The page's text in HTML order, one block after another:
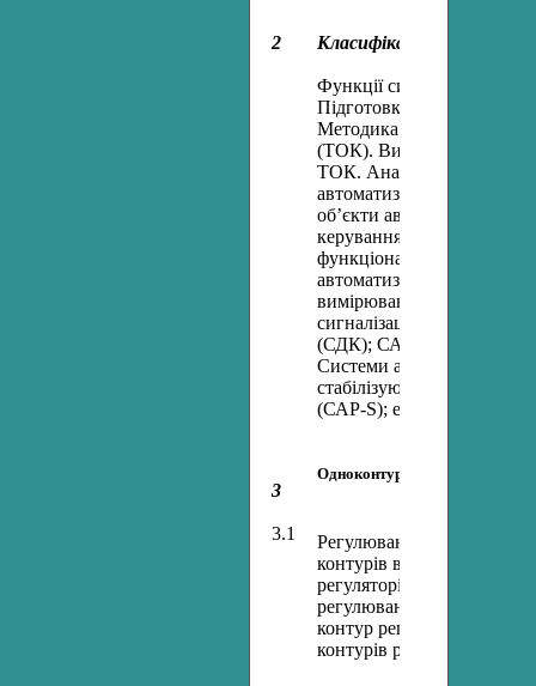
2 Класифікація систем
Функції систем
Підготовка технологічних
Методика аналізу
(ТОК). Вибір вхідних,
ТОК. Аналіз збурень.
автоматизації (СА).
об’єкти автоматичного
керування. Класифікація
функціональними
автоматизації: системи
вимірювання (САВ); СА
сигналізації (САС);
(СДК); СА захисту (САЗ);
Системи автоматичного
стабілізуючі (САР-С);
(САР-S); екстримальні
3
3.1
Одноконтурні системи
Регулювання витрати.
контурів витрати. Вплив
регуляторів на контур
регулювання.
контур регулювання. Вибір
контурів регулювання